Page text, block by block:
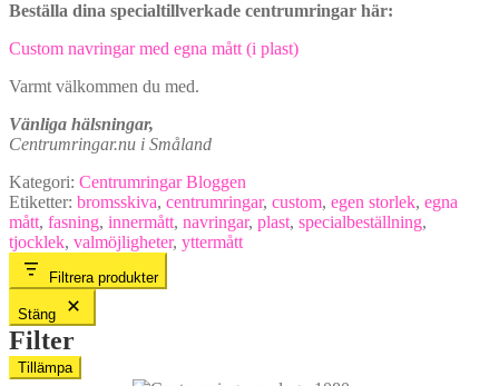
Beställa dina specialtillverkade centrumringar här:
Custom navringar med egna mått (i plast)
Varmt välkommen du med.
Vänliga hälsningar,
Centrumringar.nu i Småland
Kategori: Centrumringar Bloggen
Etiketter: bromsskiva, centrumringar, custom, egen storlek, egna
mått, fasning, innermått, navringar, plast, specialbeställning,
tjocklek, valmöjligheter, yttermått
Filtrera produkter
Stäng
Filter
Tillämpa